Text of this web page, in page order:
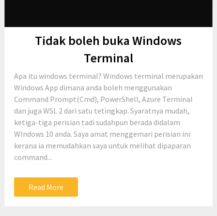
Tidak boleh buka Windows
Terminal
Apa itu windows terminal? Windows terminal merupakan
Windows App dimana anda boleh menggunakan
Command Prompt(Cmd), PowerShell, Azure Terminal
dan juga WSL 2 dari satu tetingkap. Syaratnya mudah,
ketiga-tiga perisian tadi sudahpun berada didalam
WIndows 10 anda. Saya amat menggemari perisian ini
kerana ia memudahkan saya untuk melihat dipaparan
command...
Read More